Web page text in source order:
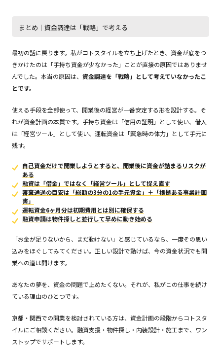
まとめ｜資金調達は「戦略」で考える
最初の話に戻ります。私がコトスタイルを立ち上げたとき、資金が底をつ
きかけたのは「手持ち資金が少なかった」ことが直接の原因ではありませ
んでした。本当の原因は、 資金調達を「戦略」として考えていなかったこ
とです。
使える手段を全部使って、開業後の経営が一番安定する形を設計する。そ
れが資金計画の本質です。手持ち資金は「信用の証明」として使い、借入
は「経営ツール」として使い、運転資金は「緊急時の体力」として手元に
残す。
自己資金だけで開業しようとすると、開業後に資金が詰まるリスクが
ある
融資は「借金」ではなく「経営ツール」として捉え直す
審査通過の目安は「総額の3分の1の手元資金」＋「根拠ある事業計画
書」
運転資金6ヶ月分は初期費用とは別に確保する
融資申請は物件探しと並行して早めに動き始める
「お金が足りないから、まだ動けない」と感じているなら、一度その思い
込みをほぐしてみてください。正しい設計で動けば、今の資金状況でも開
業への道は開けます。
あなたの夢を、資金の問題で止めたくない。それが、私がこの仕事を続け
ている理由のひとつです。
京都・関西での開業を検討されている方は、資金計画の段階からコトスタ
イルにご相談ください。融資支援・物件探し・内装設計・施工まで、ワン
ストップでサポートします。